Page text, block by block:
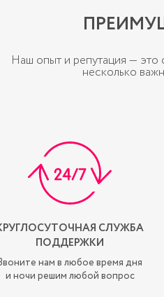
Наш опыт и репутация — это
несколько
СЛУЖБА
ПОДДЕРЖКИ
нам в любое время дня
и ночи решим любой вопрос